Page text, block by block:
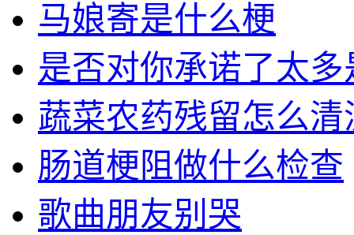
马娘寄是什么梗
是否对你承诺了太
蔬菜农药残留怎么清
肠道梗阻做什么检查
歌曲朋友别哭